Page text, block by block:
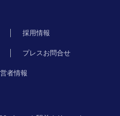
採用情報
プレスお問合せ
者情報